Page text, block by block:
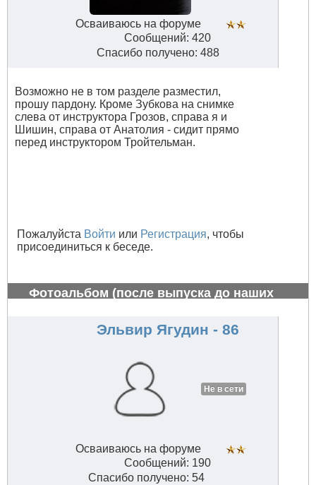
Осваиваюсь на форуме
Сообщений: 420
Спасибо получено: 488
Возможно не в том разделе разместил,
прошу пардону. Кроме Зубкова на снимке
слева от инструктора Грозов, справа я и
Шишин, справа от Анатолия - сидит прямо
перед инструктором Тройтельман.
Пожалуйста Войти или Регистрация, чтобы
присоединиться к беседе.
Фотоальбом (после выпуска до наших
Эльвир Ягудин - 86
Не в сети
Осваиваюсь на форуме
Сообщений: 190
Спасибо получено: 54